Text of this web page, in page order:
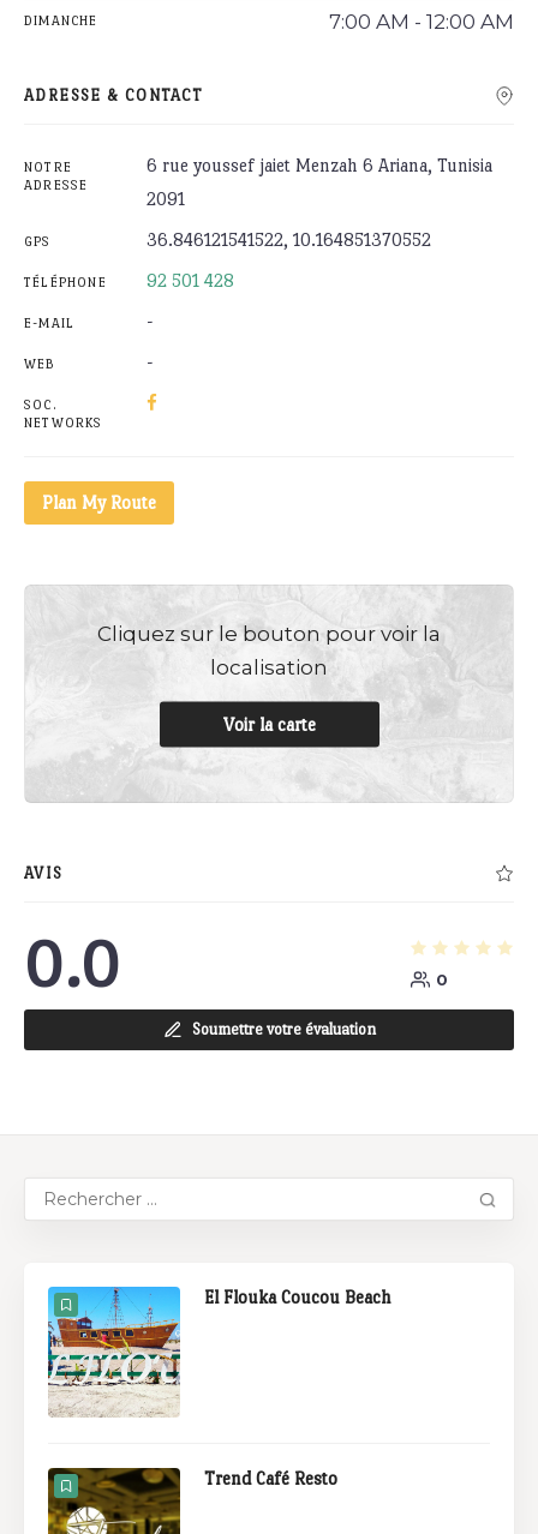
DIMANCHE 7:00 AM - 12:00 AM
ADRESSE & CONTACT
NOTRE
ADRESSE
6 rue youssef jaiet Menzah 6 Ariana, Tunisia
2091
GPS 36.846121541522, 10.164851370552
TÉLÉPHONE 92 501 428
E-MAIL -
WEB -
SOC.
NETWORKS
Plan My Route
Cliquez sur le bouton pour voir la
localisation
Voir la carte
AVIS
0.0 0
Soumettre votre évaluation
El Flouka Coucou Beach
Trend Café Resto